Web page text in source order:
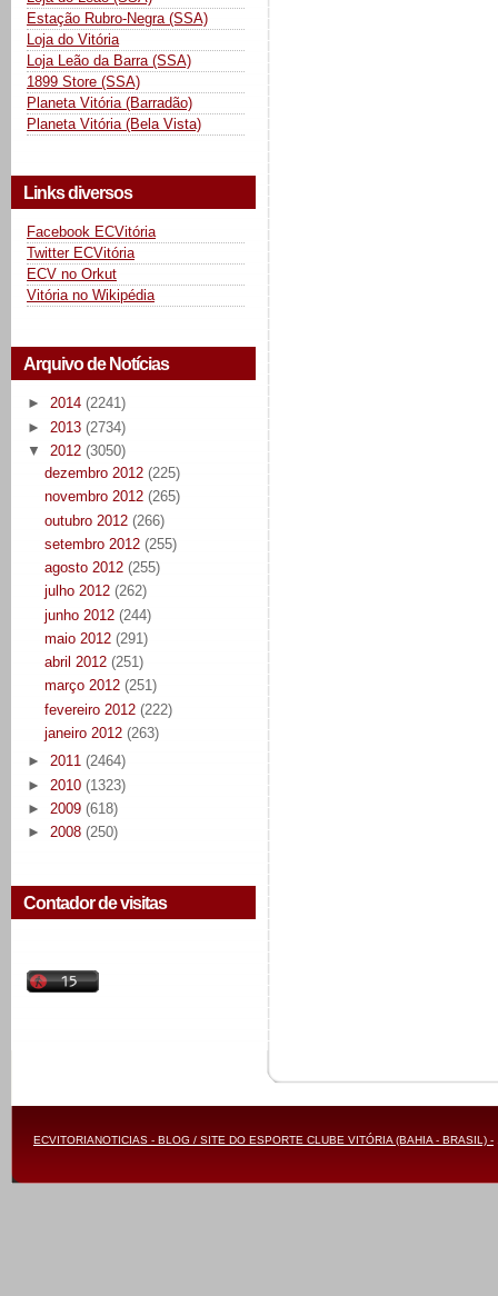
Estação Rubro-Negra (SSA)
Loja do Vitória
Loja Leão da Barra (SSA)
1899 Store (SSA)
Planeta Vitória (Barradão)
Planeta Vitória (Bela Vista)
Links diversos
Facebook ECVitória
Twitter ECVitória
ECV no Orkut
Vitória no Wikipédia
Arquivo de Notícias
► 2014 (2241)
► 2013 (2734)
▼ 2012 (3050)
dezembro 2012 (225)
novembro 2012 (265)
outubro 2012 (266)
setembro 2012 (255)
agosto 2012 (255)
julho 2012 (262)
junho 2012 (244)
maio 2012 (291)
abril 2012 (251)
março 2012 (251)
fevereiro 2012 (222)
janeiro 2012 (263)
► 2011 (2464)
► 2010 (1323)
► 2009 (618)
► 2008 (250)
Contador de visitas
ECVITORIANOTICIAS - BLOG / SITE DO ESPORTE CLUBE VITÓRIA (BAHIA - BRASIL) -